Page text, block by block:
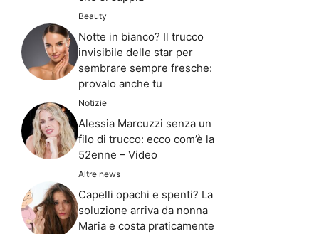
Beauty
Notte in bianco? Il trucco
invisibile delle star per
sembrare sempre fresche:
provalo anche tu
Notizie
Alessia Marcuzzi senza un
filo di trucco: ecco com’è la
52enne – Video
Altre news
Capelli opachi e spenti? La
soluzione arriva da nonna
Maria e costa praticamente